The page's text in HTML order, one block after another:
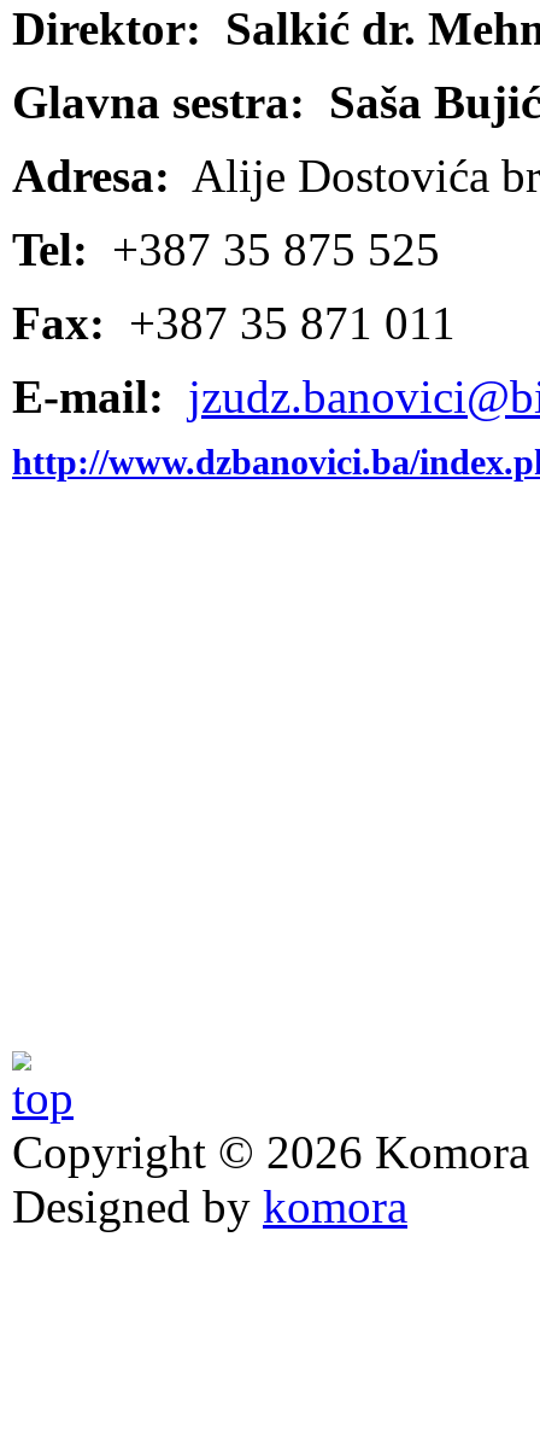
Direktor: Salkić dr.
Glavna sestra: Saša Bujić
Adresa: Alije Dostovića
Tel: +387 35 875 525
Fax: +387 35 871 011
E-mail:
http://www.dzbanovici.ba/
Copyright © 2026 Komora
Designed by komora